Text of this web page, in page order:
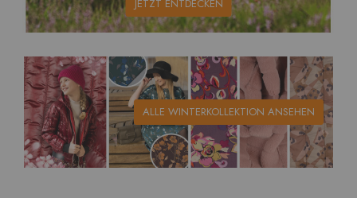
JETZT ENTDECKEN
ALLE WINTERKOLLEKTION ANSEHEN